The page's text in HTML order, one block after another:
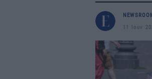
11 Ιουν